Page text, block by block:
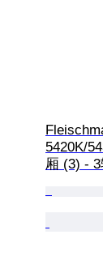
5420K/
厢 (3) -